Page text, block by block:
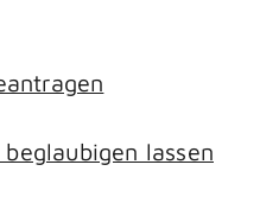
lassen